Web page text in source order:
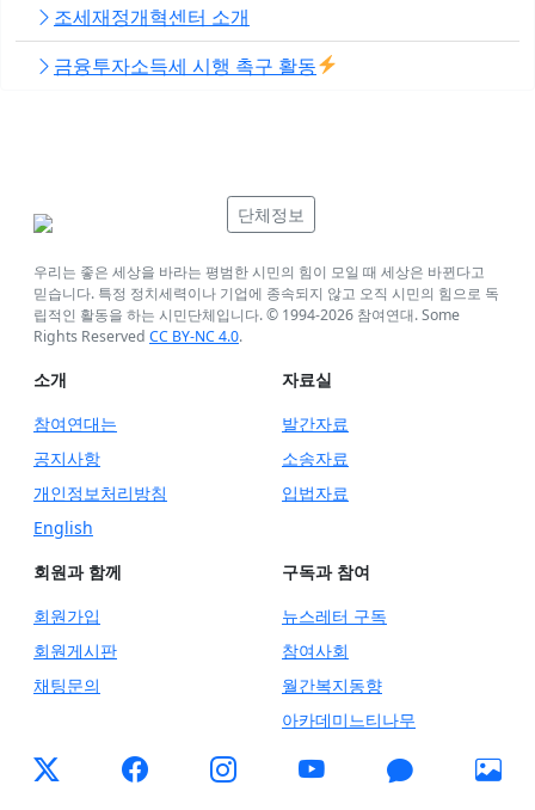
조세재정개혁센터 소개
금융투자소득세 시행 촉구 활동
단체정보
우리는 좋은 세상을 바라는 평범한 시민의 힘이 모일 때 세상은 바뀐다고
믿습니다. 특정 정치세력이나 기업에 종속되지 않고 오직 시민의 힘으로 독
립적인 활동을 하는 시민단체입니다. © 1994-2026 참여연대. Some
Rights Reserved CC BY-NC 4.0.
소개
참여연대는
공지사항
개인정보처리방침
English
자료실
발간자료
소송자료
입법자료
회원과 함께
회원가입
회원게시판
채팅문의
구독과 참여
뉴스레터 구독
참여사회
월간복지동향
아카데미느티나무